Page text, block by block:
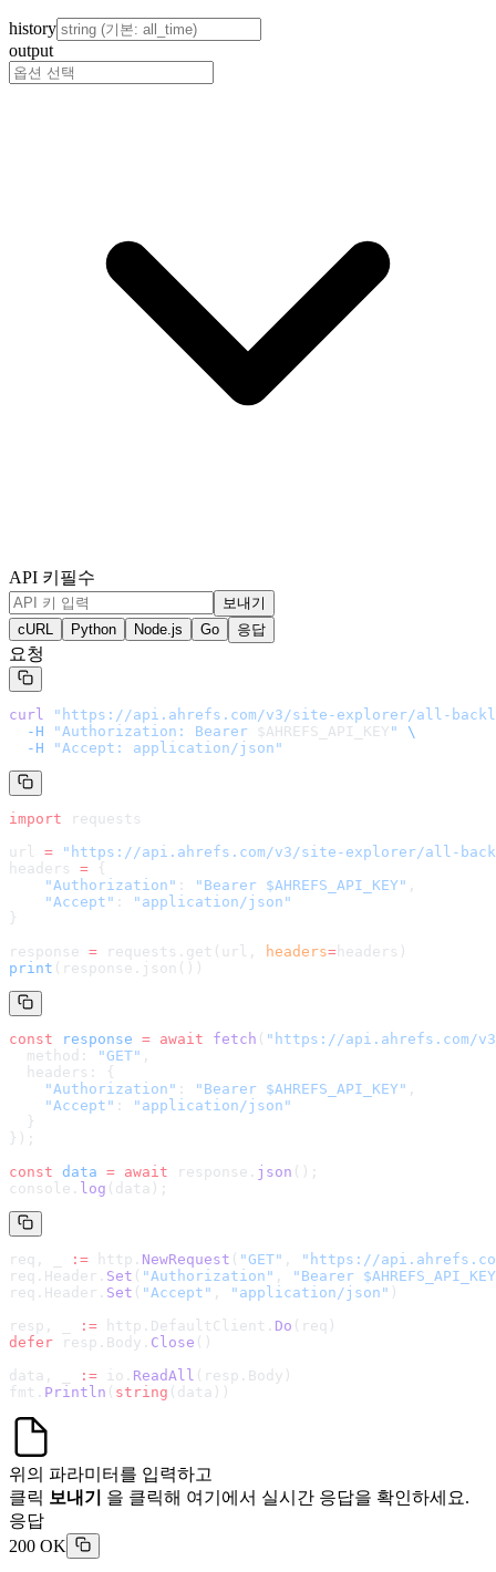
history
output
API 키 필수
보내기
cURL
Python Node.js Go 응답
요청
curl " https://api.ahrefs.com/v3/site-explorer/all-
  -H
"Authorization: Bearer $AHREFS_API_KEY "
\
  -H
"Accept: application/json"
import requests
url = " https://api.ahrefs.com/v3/site-explorer/all-
headers = {
    "Authorization"
: "Bearer $AHREFS_API_KEY" ,
    "Accept"
:
"application/json"
}
response = requests.get(url, headers= headers )
print (response.json())
const response = await fetch ( " https://api.ahrefs.com/
  method:
"GET" ,
  headers: {
    "Authorization"
: "Bearer $AHREFS_API_KEY" ,
    "Accept"
:
"application/json"
  }
});
const data = await response. json ();
console. log (data);
req, _ := http. NewRequest ( "GET" , " https://
req.Header. Set ( "Authorization" ,
"Bearer
req.Header. Set ( "Accept" , "application/json" )
resp, _
:= http.DefaultClient. Do (req)
defer resp.Body. Close ()
data, _
:= io. ReadAll (resp.Body)
fmt. Println ( string (data))
위의 파라미터를 입력하고
클릭 보내기
을 클릭해 여기에서 실시간 응답을 확인하세요.
응답
200 OK